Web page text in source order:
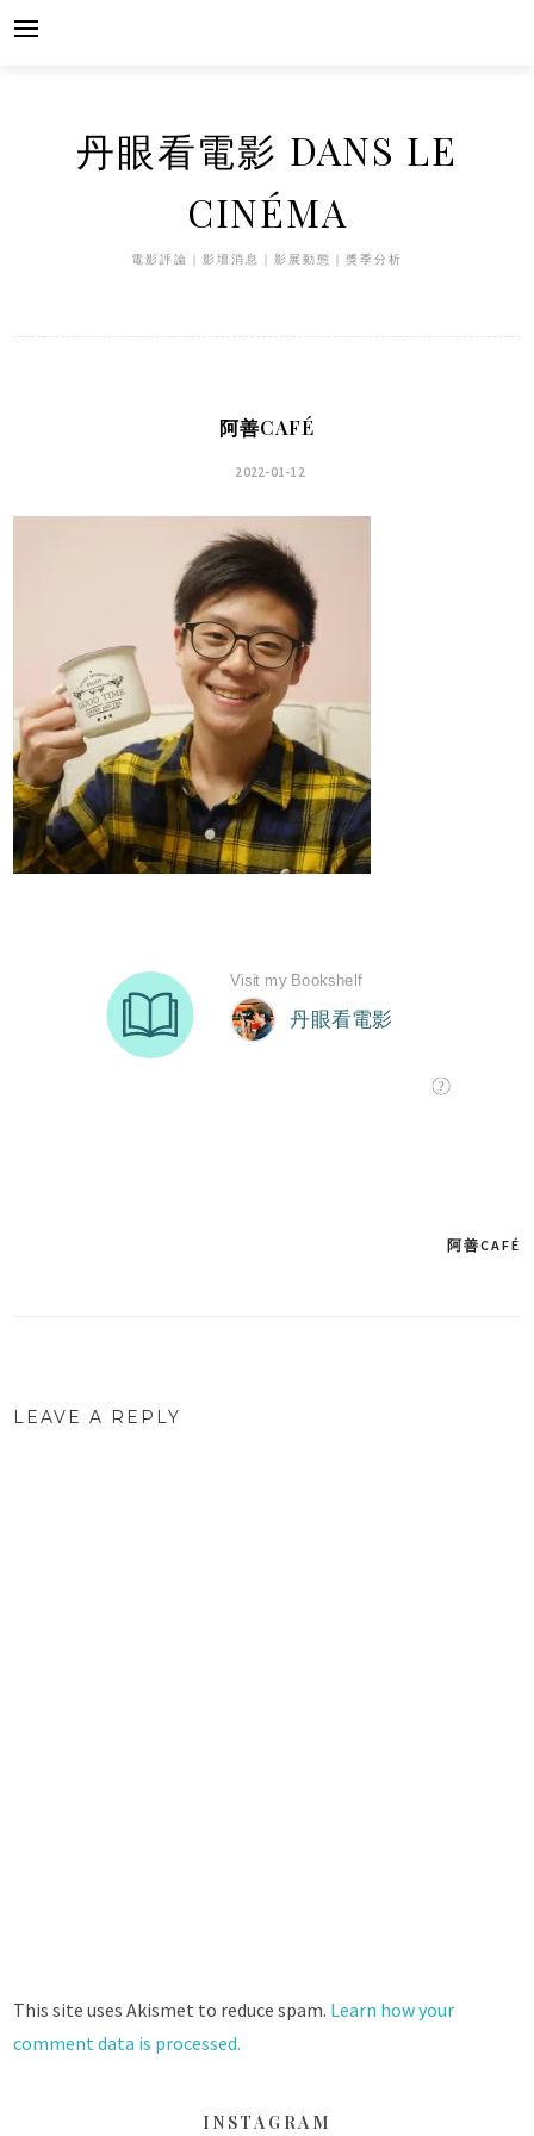
Skip
丹眼看電影 DANS LE
CINÉMA
電影評論｜影壇消息｜影展動態｜獎季分析
阿善CAFÉ
2022-01-12
阿善CAFÉ
LEAVE A REPLY
This site uses Akismet to reduce spam. Learn how your
comment data is processed.
INSTAGRAM